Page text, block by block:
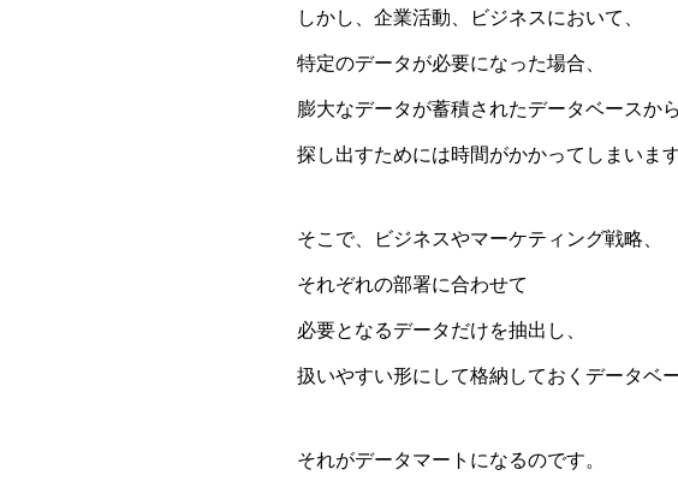
しかし、企業活動、ビジネスにおいて、
特定のデータが必要になった場合、
膨大なデータが蓄積されたデータベースから
探し出すためには時間がかかってしまいます
そこで、ビジネスやマーケティング戦略、
それぞれの部署に合わせて
必要となるデータだけを抽出し、
扱いやすい形にして格納しておくデータベ
それがデータマートになるのです。